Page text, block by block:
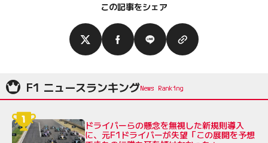
この記事をシェア
F1 ニュースランキング
ドライバーらの懸念を無視した新規則導入
に、元F1ドライバーが失望「この展開を予想